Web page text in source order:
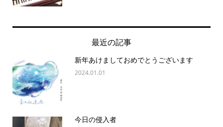
最近の記事
新年あけましておめでとうございます
2024.01.01
今日の侵入者